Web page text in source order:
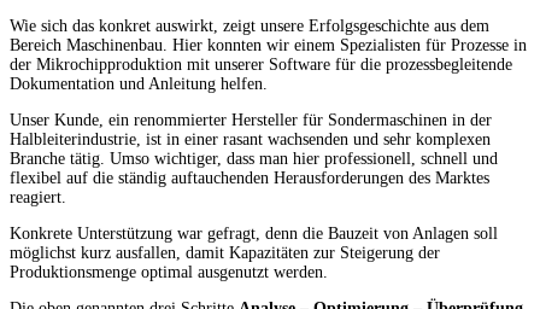
Wie sich das konkret auswirkt, zeigt unsere Erfolgsgeschichte aus dem
Bereich Maschinenbau. Hier konnten wir einem Spezialisten für Prozesse in
der Mikrochipproduktion mit unserer Software für die prozessbegleitende
Dokumentation und Anleitung helfen.
Unser Kunde, ein renommierter Hersteller für Sondermaschinen in der
Halbleiterindustrie, ist in einer rasant wachsenden und sehr komplexen
Branche tätig. Umso wichtiger, dass man hier professionell, schnell und
flexibel auf die ständig auftauchenden Herausforderungen des Marktes
reagiert.
Konkrete Unterstützung war gefragt, denn die Bauzeit von Anlagen soll
möglichst kurz ausfallen, damit Kapazitäten zur Steigerung der
Produktionsmenge optimal ausgenutzt werden.